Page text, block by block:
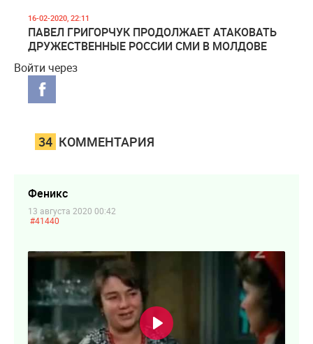
16-02-2020, 22:11
ПАВЕЛ ГРИГОРЧУК ПРОДОЛЖАЕТ АТАКОВАТЬ
ДРУЖЕСТВЕННЫЕ РОССИИ СМИ В МОЛДОВЕ
Войти через
34 КОММЕНТАРИЯ
Феникс
13 августа 2020 00:42
#41440
Воспроизвести